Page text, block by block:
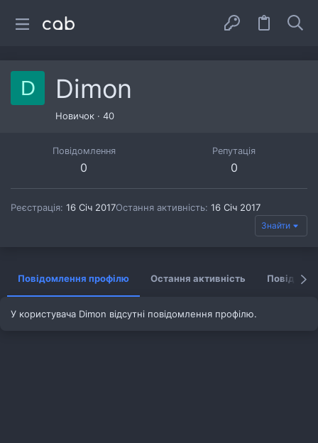
D Dimon
Новичок · 40
Повідомлення
0
Репутація
0
Реєстрація 16 Січ 2017Остання активність 16 Січ 2017
Знайти
Повідомлення профілю Остання активність
У користувача Dimon відсутні повідомлення профілю.